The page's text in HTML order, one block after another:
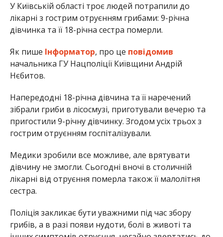
У Київській області троє людей потрапили до
лікарні з гострим отруєнням грибами: 9-річна
дівчинка та її 18-річна сестра померли.
Як пише Інформатор, про це повідомив
начальника ГУ Нацполіції Київщини Андрій
Нєбитов.
Напередодні 18-річна дівчина та її наречений
зібрали гриби в лісосмузі, приготували вечерю та
пригостили 9-річну дівчинку. Згодом усіх трьох з
гострим отруєнням госпіталізували.
Медики зробили все можливе, але врятувати
дівчину не змогли. Сьогодні вночі в столичній
лікарні від отруєння померла також її малолітня
сестра.
Поліція закликає бути уважними під час збору
грибів, а в разі появи нудоти, болі в животі та